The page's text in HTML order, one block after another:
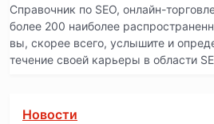
Справочник по SEO, онлайн-
более 200 наиболее
вы, скорее всего, услышите и
течение своей карьеры в области
Новости